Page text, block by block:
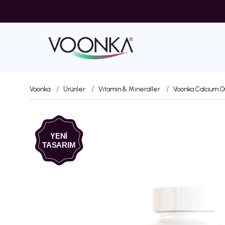
Voonka Ürünler Vitamin & Mineraller Voonka Calcium
YENİ
TASARIM